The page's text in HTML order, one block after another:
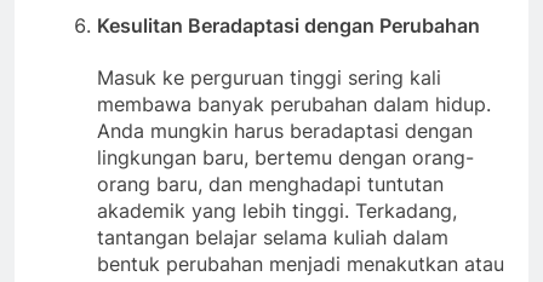
Kesulitan Beradaptasi dengan Perubahan
Masuk ke perguruan tinggi sering kali
membawa banyak perubahan dalam hidup.
Anda mungkin harus beradaptasi dengan
lingkungan baru, bertemu dengan orang-
orang baru, dan menghadapi tuntutan
akademik yang lebih tinggi. Terkadang,
tantangan belajar selama kuliah dalam
bentuk perubahan menjadi menakutkan atau